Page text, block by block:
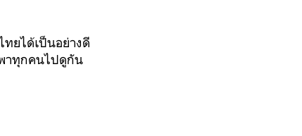
ยได้เป็นอย่างดี
พาทุกคนไปดูกัน